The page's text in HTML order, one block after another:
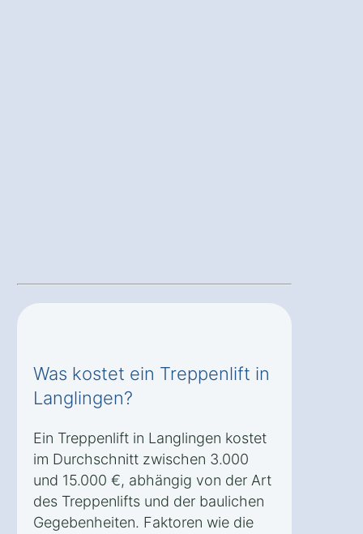
Was kostet ein Treppenlift in
Langlingen?
Ein Treppenlift in Langlingen kostet
im Durchschnitt zwischen 3.000
und 15.000 €, abhängig von der Art
des Treppenlifts und der baulichen
Gegebenheiten. Faktoren wie die